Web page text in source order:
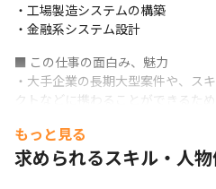
・工場製造システムの構築
・金融系システム設計
■ この仕事の面白み、魅力
・大手企業の長期大型案件や、ス
クトなどに携わることができるた
・麻生グループの安定した基盤の
した案件獲得が可能
もっと見る
求められるスキル・人